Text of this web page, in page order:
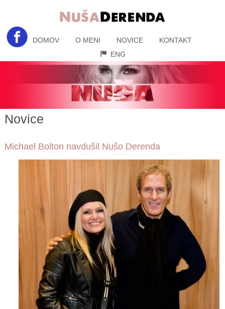
DOMOV O MENI NOVICE
KONTAKT
ENG
Novice
Michael Bolton navdušil Nušo Derenda